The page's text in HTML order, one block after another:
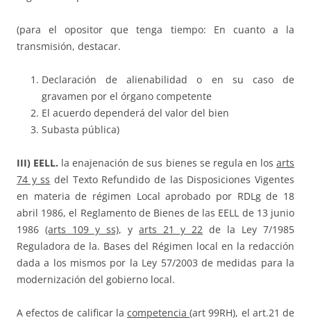
(para el opositor que tenga tiempo: En cuanto a la
transmisión, destacar.
Declaración de alienabilidad o en su caso de
gravamen por el órgano competente
El acuerdo dependerá del valor del bien
Subasta pública)
III) EELL. la enajenación de sus bienes se regula en losarts
74 y ss del Texto Refundido de las Disposiciones Vigentes
en materia de régimen Local aprobado por RDLg de 18
abril 1986, el Reglamento de Bienes de las EELL de 13 junio
1986 (arts 109 y ss), y arts 21 y 22 de la Ley 7/1985
Reguladora de la. Bases del Régimen local en la redacción
dada a los mismos por la Ley 57/2003 de medidas para la
modernización del gobierno local.
A efectos de calificar la competencia(art 99RH), el art.21 de